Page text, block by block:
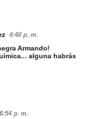
4:40 p. m.
Armando!
alguna habrás
6:54 p. m.